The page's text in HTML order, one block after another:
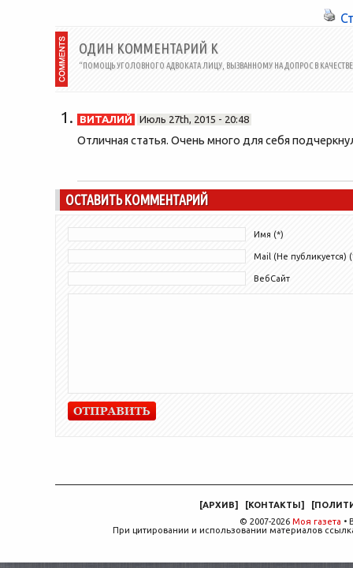
ОДИН КОММЕНТАРИЙ К
“ПОМОЩЬ УГОЛОВНОГО АДВОКАТА ЛИЦУ, ВЫЗВАННОМУ НА ДОПРОС В
ВИТАЛИЙ Июль 27th, 2015 - 20:48
Отличная статья. Очень много для себя
ОСТАВИТЬ КОММЕНТАРИЙ
Имя (*)
Mail (Не публикуется)
ВебСайт
[АРХИВ] [КОНТАКТЫ] [
© 2007-2026 Моя газета •
При цитировании и использовании материалов